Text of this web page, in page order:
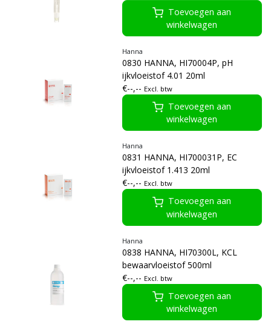
Toevoegen aan
winkelwagen
Hanna
0830 HANNA, HI70004P, pH
ijkvloeistof 4.01 20ml
€--,-- Excl. btw
Toevoegen aan
winkelwagen
Hanna
0831 HANNA, HI700031P, EC
ijkvloeistof 1.413 20ml
€--,-- Excl. btw
Toevoegen aan
winkelwagen
Hanna
0838 HANNA, HI70300L, KCL
bewaarvloeistof 500ml
€--,-- Excl. btw
Toevoegen aan
winkelwagen